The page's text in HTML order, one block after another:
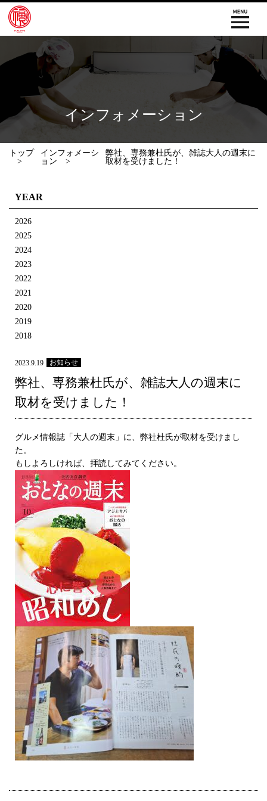
インフォメーション
トップ
インフォメーシ
ョン
弊社、専務兼杜氏が、雑誌大人の週末に
取材を受けました！
YEAR
2026
2025
2024
2023
2022
2021
2020
2019
2018
2023.9.19 お知らせ
弊社、専務兼杜氏が、雑誌大人の週末に
取材を受けました！
グルメ情報誌「大人の週末」に、弊社杜氏が取材を受けまし
た。
もしよろしければ、拝読してみてください。